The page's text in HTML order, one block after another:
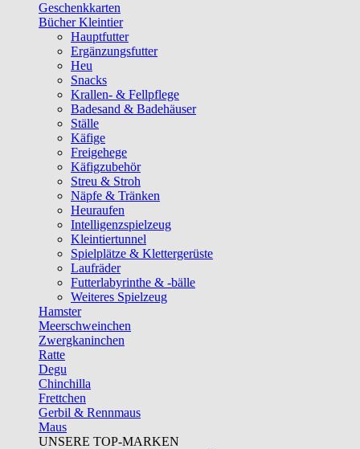
Geschenkkarten
Bücher Kleintier
Hauptfutter
Ergänzungsfutter
Heu
Snacks
Krallen- & Fellpflege
Badesand & Badehäuser
Ställe
Käfige
Freigehege
Käfigzubehör
Streu & Stroh
Näpfe & Tränken
Heuraufen
Intelligenzspielzeug
Kleintiertunnel
Spielplätze & Klettergerüste
Laufräder
Futterlabyrinthe & -bälle
Weiteres Spielzeug
Hamster
Meerschweinchen
Zwergkaninchen
Ratte
Degu
Chinchilla
Frettchen
Gerbil & Rennmaus
Maus
UNSERE TOP-MARKEN